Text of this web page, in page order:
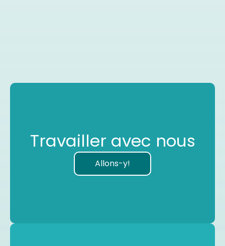
Travailler avec nous
Allons-y!